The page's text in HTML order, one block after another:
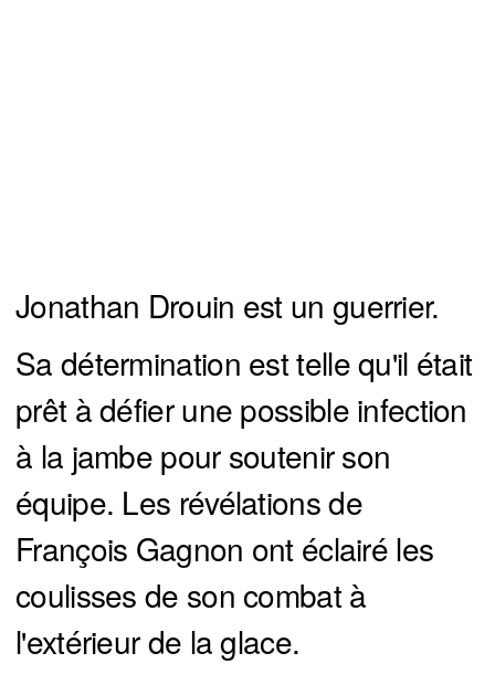
Jonathan Drouin est un guerrier.
Sa détermination est telle qu'il était
prêt à défier une possible infection
à la jambe pour soutenir son
équipe. Les révélations de
François Gagnon ont éclairé les
coulisses de son combat à
l'extérieur de la glace.